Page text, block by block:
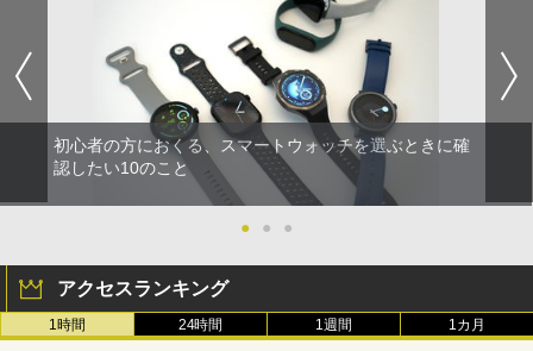
初心者の方におくる、スマートウォッチを選ぶときに確
認したい10のこと
● ● ●
アクセスランキング
1時間 24時間 1週間 1カ月